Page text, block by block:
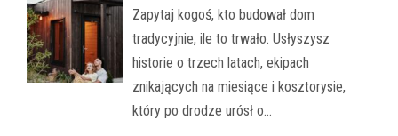
Zapytaj kogoś, kto budował dom
tradycyjnie, ile to trwało. Usłyszysz
historie o trzech latach, ekipach
znikających na miesiące i kosztorysie,
który po drodze urósł o…